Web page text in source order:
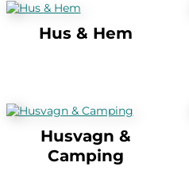
Hus & Hem
Husvagn &
Camping